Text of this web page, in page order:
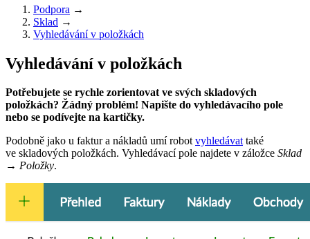
Podpora →
Sklad →
Vyhledávání v položkách
Vyhledávání v položkách
Potřebujete se rychle zorientovat ve svých skladových
položkách? Žádný problém! Napište do vyhledávacího pole
nebo se podívejte na kartičky.
Podobně jako u faktur a nákladů umí robotvyhledávattaké
ve skladových položkách. Vyhledávací pole najdete v záložce Sklad
→ Položky.